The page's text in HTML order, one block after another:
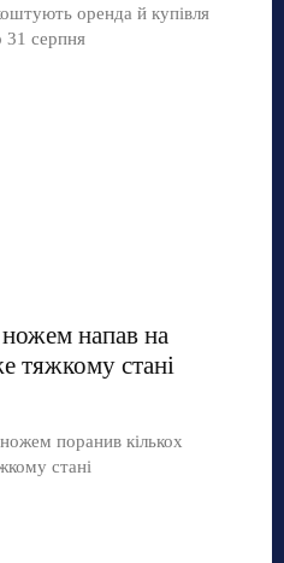
оренда й купівля
31 серпня
ножем напав на
тяжкому стані
поранив кількох
стані